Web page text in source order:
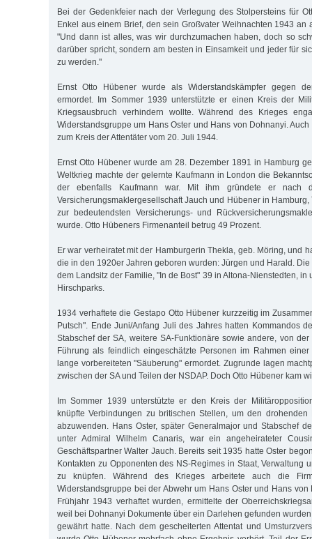
Bei der Gedenkfeier nach der Verlegung des Stolpersteins für
Enkel aus einem Brief, den sein Großvater Weihnachten 1943 an
"Und dann ist alles, was wir durchzumachen haben, doch so
darüber spricht, sondern am besten in Einsamkeit und jeder für
zu werden."
Ernst Otto Hübener wurde als Widerstandskämpfer gegen
ermordet. Im Sommer 1939 unterstützte er einen Kreis der
Kriegsausbruch verhindern wollte. Während des Krieges
Widerstandsgruppe um Hans Oster und Hans von Dohnanyi.
zum Kreis der Attentäter vom 20. Juli 1944.
Ernst Otto Hübener wurde am 28. Dezember 1891 in Hamburg
Weltkrieg machte der gelernte Kaufmann in London die
der ebenfalls Kaufmann war. Mit ihm gründete er nach
Versicherungsmaklergesellschaft Jauch und Hübener in
zur bedeutendsten Versicherungs- und
wurde. Otto Hübeners Firmenanteil betrug 49 Prozent.
Er war verheiratet mit der Hamburgerin Thekla, geb. Möring, und
die in den 1920er Jahren geboren wurden: Jürgen und Harald.
dem Landsitz der Familie, "In de Bost" 39 in Altona-Nienstedten, in
Hirschparks.
1934 verhaftete die Gestapo Otto Hübener kurzzeitig im
Putsch". Ende Juni/Anfang Juli des Jahres hatten Kommandos
Stabschef der SA, weitere SA-Funktionäre sowie andere, von
Führung als feindlich eingeschätzte Personen im Rahmen
lange vorbereiteten "Säuberung" ermordet. Zugrunde lagen
zwischen der SA und Teilen der NSDAP. Doch Otto Hübener kam
Im Sommer 1939 unterstützte er den Kreis der
knüpfte Verbindungen zu britischen Stellen, um den
abzuwenden. Hans Oster, später Generalmajor und Stabschef
unter Admiral Wilhelm Canaris, war ein angeheirateter
Geschäftspartner Walter Jauch. Bereits seit 1935 hatte Oster
Kontakten zu Opponenten des NS-Regimes in Staat, Verwaltung
zu knüpfen. Während des Krieges arbeitete auch die
Widerstandsgruppe bei der Abwehr um Hans Oster und Hans von
Frühjahr 1943 verhaftet wurden, ermittelte der
weil bei Dohnanyi Dokumente über ein Darlehen gefunden
gewährt hatte. Nach dem gescheiterten Attentat und